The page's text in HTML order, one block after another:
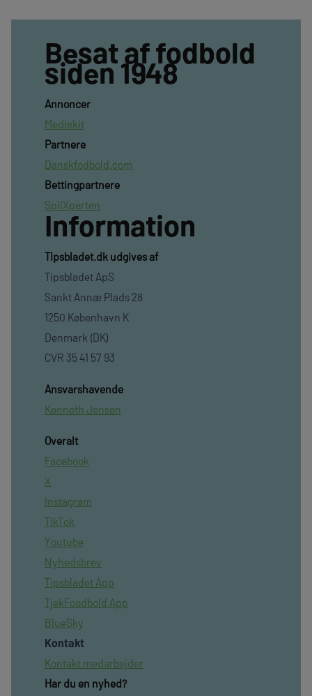
Besat af fodbold
siden 1948
Annoncer
Mediekit
Partnere
Danskfodbold.com
Bettingpartnere
SpilXperten
Information
TIpsbladet.dk udgives af
Tipsbladet ApS
Sankt Annæ Plads 28
1250 København K
Denmark (DK)
CVR 35 41 57 93
Ansvarshavende
Kenneth Jensen
Overalt
Facebook
X
Instagram
TikTok
Youtube
Nyhedsbrev
Tipsbladet App
TjekFoodbold App
BlueSky
Kontakt
Kontakt medarbejder
Har du en nyhed?